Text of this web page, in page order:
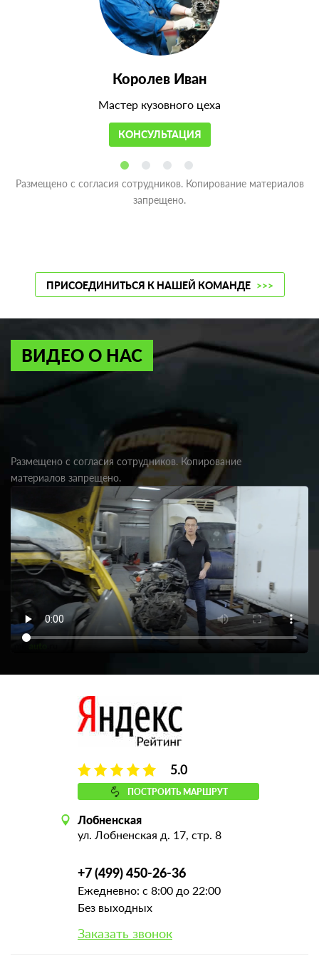
Королев Иван
Мастер кузовного цеха
КОНСУЛЬТАЦИЯ
Размещено с согласия сотрудников. Копирование материалов
запрещено.
ПРИСОЕДИНИТЬСЯ К НАШЕЙ КОМАНДЕ >>>
ВИДЕО О НАС
Размещено с согласия сотрудников. Копирование
материалов запрещено.
5.0
ПОСТРОИТЬ МАРШРУТ
Лобненская
ул. Лобненская д. 17, стр. 8
+7 (499) 450-26-36
Ежедневно: с 8:00 до 22:00
Без выходных
Заказать звонок